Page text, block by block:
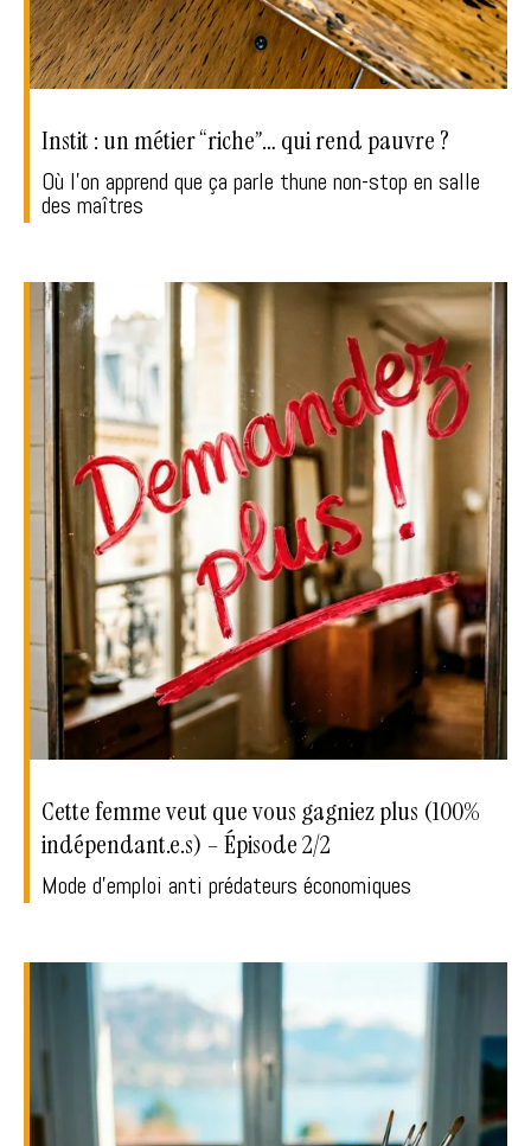
Instit : un métier “riche”… qui rend pauvre ?
Où l'on apprend que ça parle thune non-stop en salle
des maîtres
Cette femme veut que vous gagniez plus (100%
indépendant.e.s) – Épisode 2/2
Mode d'emploi anti prédateurs économiques